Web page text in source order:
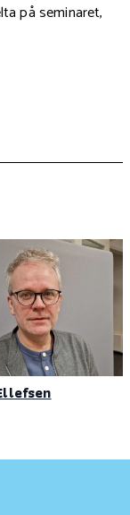
på seminaret,